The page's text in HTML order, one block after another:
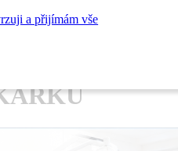
/ LÉKAŘKU
a přijímám vše